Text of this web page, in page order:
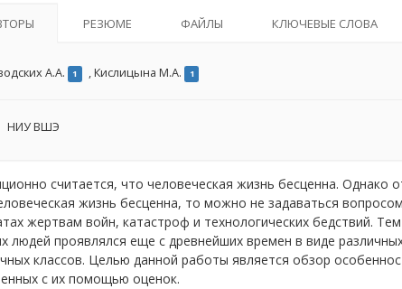
РЕЗЮМЕ ФАЙЛЫ КЛЮЧЕВЫЕ СЛОВА
А.А. 1 ,Кислицына М.А. 1
НИУ ВШЭ
считается, что человеческая жизнь бесценна. Однако
жизнь бесценна, то можно не задаваться
жертвам войн, катастроф и технологических бедствий.
людей проявлялся еще с древнейших времен в виде
классов. Целью данной работы является обзор
с их помощью оценок.